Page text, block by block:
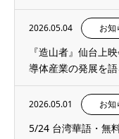
2026.05.04 お知
『造山者』仙台上
導体産業の発展を
2026.05.01 お知
5/24 台湾華語・無